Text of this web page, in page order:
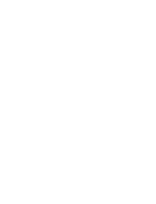
IMPRESSUM &